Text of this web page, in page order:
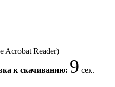
Acrobat Reader)
к скачиванию: 9 сек.